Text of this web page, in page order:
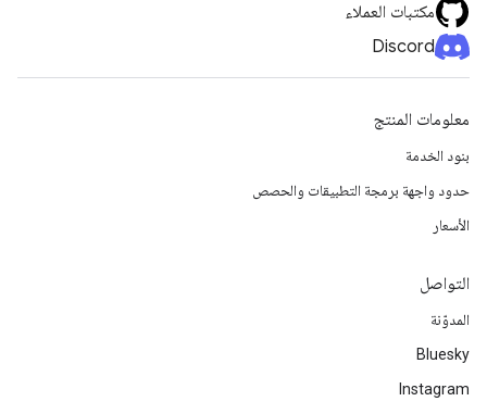
مكتبات العملاء
Discord
معلومات المنتج
بنود الخدمة
حدود واجهة برمجة التطبيقات والحصص
الأسعار
التواصل
المدوّنة
Bluesky
Instagram